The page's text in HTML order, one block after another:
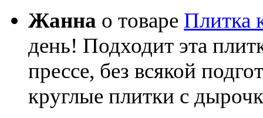
Жанна о товаре Плитка
день! Подходит эта
прессе, без всякой
круглые плитки с